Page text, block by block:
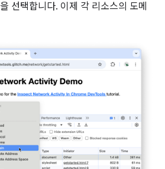
을 선택합니다. 이제 각 리소스의 도메